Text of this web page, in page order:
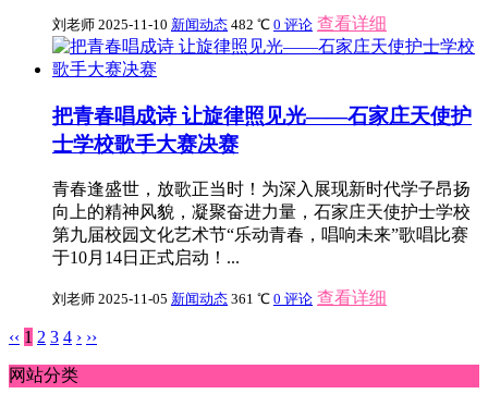
刘老师 2025-11-10 新闻动态 482 ℃ 0 评论 查看详细
把青春唱成诗 让旋律照见光——石家庄天使护
士学校歌手大赛决赛
青春逢盛世，放歌正当时！为深入展现新时代学子昂扬
向上的精神风貌，凝聚奋进力量，石家庄天使护士学校
第九届校园文化艺术节“乐动青春，唱响未来”歌唱比赛
于10月14日正式启动！...
刘老师 2025-11-05 新闻动态 361 ℃ 0 评论 查看详细
‹‹ 1 2 3 4 › ››
网站分类